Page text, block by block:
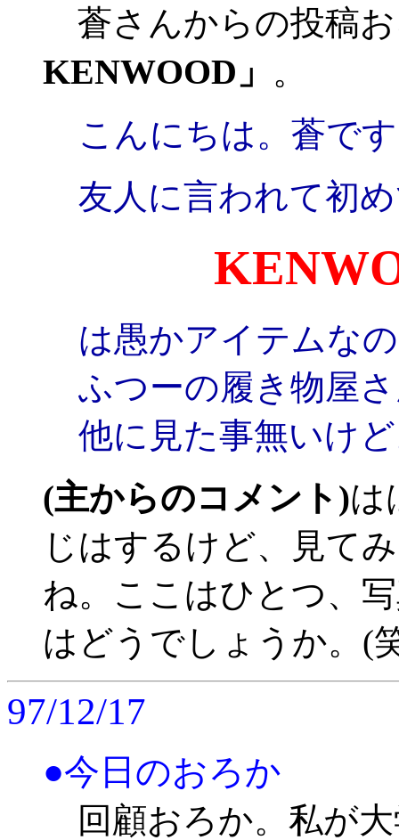
蒼さんからの投稿
KENWOOD」
。
こんにちは。蒼で
友人に言われて初
は愚かアイテムな
ふつーの履き物屋
他に見た事無いけ
(主からのコメント)は
じはするけど、見て
ね。ここはひとつ、
はどうでしょうか。(
97/12/17
●今日のおろか
回顧おろか。私が